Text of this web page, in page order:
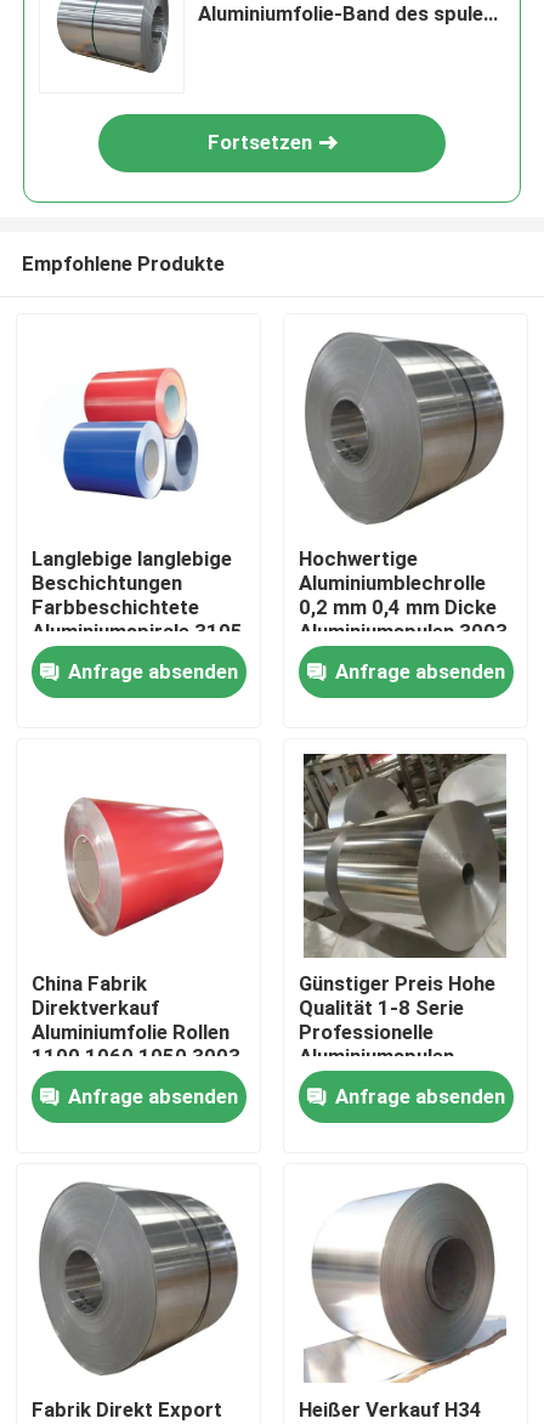
Produkte
Videos
Werksbesichtigung
Qualitätskontrolle
Kontakt mit uns
Neuigkeiten
Bitte um ein Angebot
Edelstahl-Platten-Blätter
Aluminiumfolie-Band des spulen-
Fortsetzen
Empfohlene Produkte
Langlebige langlebige
Beschichtungen
Farbbeschichtete
Aluminiumspirale 3105
Breite
Farbbeschichtete
Aluminiumspirale für
Anfrage absenden
Hochwertige
Aluminiumblechrolle
0,2 mm 0,4 mm Dicke
Aluminiumspulen 3003
Aluminiumrollen für die
Luft- und Raumfahrt
Anfrage absenden
China Fabrik
Direktverkauf
Aluminiumfolie Rollen
1100 1060 1050 3003
Aluminiumfolien
SpiraleAnfrage absenden
Günstiger Preis Hohe
Qualität 1-8 Serie
Professionelle
Aluminiumspulen
Fabrik Aluminiumspule
60 mmAnfrage absenden
Fabrik Direkt Export
Heißer Verkauf H34